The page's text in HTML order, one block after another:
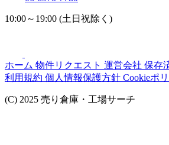
10:00～19:00 (土日祝除く)
ホーム 物件リクエスト 運営会社 保存
利用規約 個人情報保護方針 Cookieポ
(C) 2025 売り倉庫・工場サーチ